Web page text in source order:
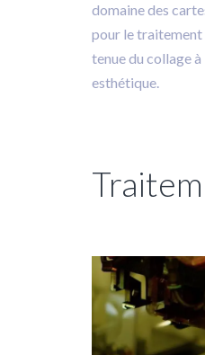
domaine des
pour le traitement
tenue du collage
esthétique.